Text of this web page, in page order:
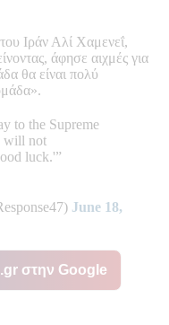
Ιράν Αλί Χαμενεΐ,
άφησε αιχμές για
θα είναι πολύ
to the Supreme
will not
luck.'”
June 18,
στην Google